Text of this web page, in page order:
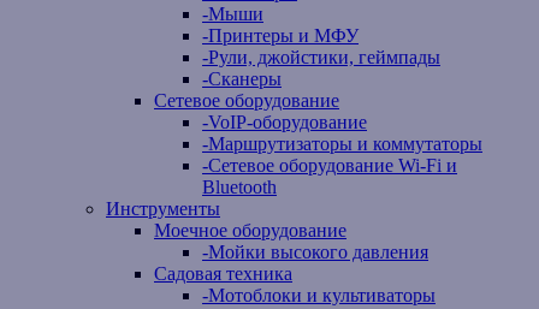
-Мыши
-Принтеры и МФУ
-Рули, джойстики, геймпады
-Сканеры
Сетевое оборудование
-VoIP-оборудование
-Маршрутизаторы и коммутаторы
-Сетевое оборудование Wi-Fi и
Bluetooth
Инструменты
Моечное оборудование
-Мойки высокого давления
Садовая техника
-Мотоблоки и культиваторы